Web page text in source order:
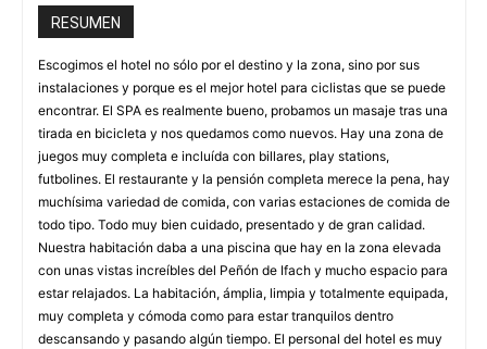
RESUMEN
Escogimos el hotel no sólo por el destino y la zona, sino por sus
instalaciones y porque es el mejor hotel para ciclistas que se puede
encontrar. El SPA es realmente bueno, probamos un masaje tras una
tirada en bicicleta y nos quedamos como nuevos. Hay una zona de
juegos muy completa e incluída con billares, play stations,
futbolines. El restaurante y la pensión completa merece la pena, hay
muchísima variedad de comida, con varias estaciones de comida de
todo tipo. Todo muy bien cuidado, presentado y de gran calidad.
Nuestra habitación daba a una piscina que hay en la zona elevada
con unas vistas increíbles del Peñón de Ifach y mucho espacio para
estar relajados. La habitación, ámplia, limpia y totalmente equipada,
muy completa y cómoda como para estar tranquilos dentro
descansando y pasando algún tiempo. El personal del hotel es muy